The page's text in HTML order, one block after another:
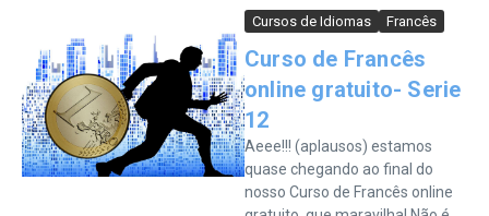
Cursos de Idiomas Francês
Curso de Francês
online gratuito- Serie
12
Aeee!!! (aplausos) estamos
quase chegando ao final do
nosso Curso de Francês online